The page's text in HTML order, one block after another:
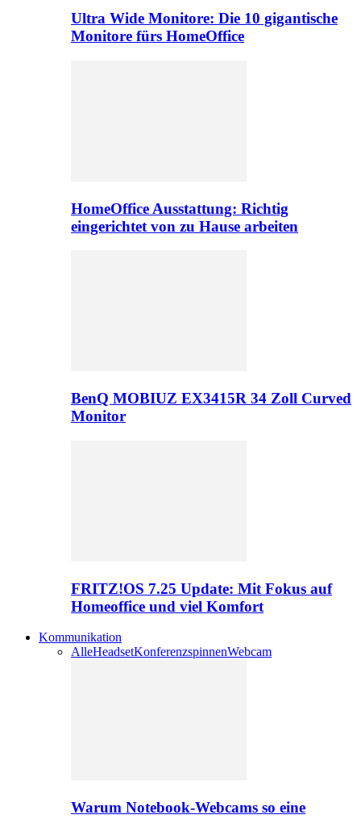
Ultra Wide Monitore: Die 10 gigantische
Monitore fürs HomeOffice
HomeOffice Ausstattung: Richtig
eingerichtet von zu Hause arbeiten
BenQ MOBIUZ EX3415R 34 Zoll Curved
Monitor
FRITZ!OS 7.25 Update: Mit Fokus auf
Homeoffice und viel Komfort
Kommunikation
AlleHeadsetKonferenzspinnenWebcam
Warum Notebook-Webcams so eine